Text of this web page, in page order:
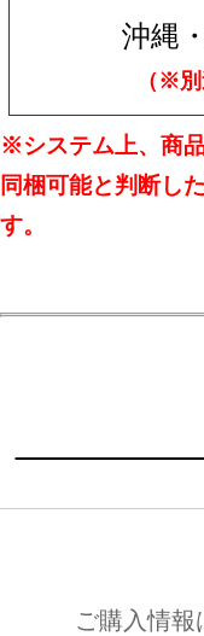
沖縄
（※
※システム上、商
同梱可能と判断し
す。
ご購入情